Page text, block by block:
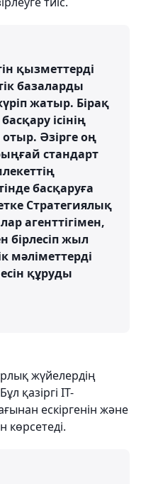
қызметтерді
базаларды
жатыр. Бірақ
ісінің
Әзірге оң
стандарт
басқаруға
Стратегиялық
агенттігімен,
бірлесіп жыл
мәліметтерді
құруды
жүйелердің
қазіргі ІТ-
ескіргенін және
көрсетеді.